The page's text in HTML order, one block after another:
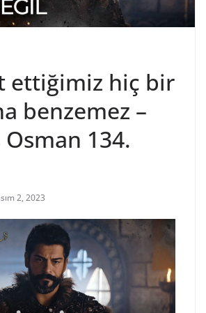
ettiğimiz hiç bir
benzemez –
134.
2, 2023